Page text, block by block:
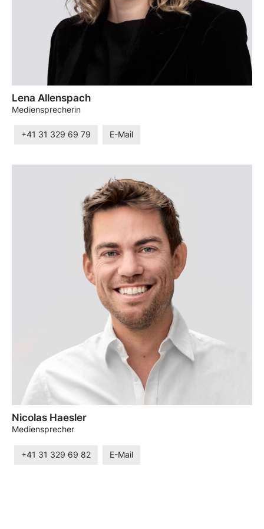
Lena Allenspach
Mediensprecherin
+41 31 329 69 79 E-Mail
Nicolas Haesler
Mediensprecher
+41 31 329 69 82 E-Mail